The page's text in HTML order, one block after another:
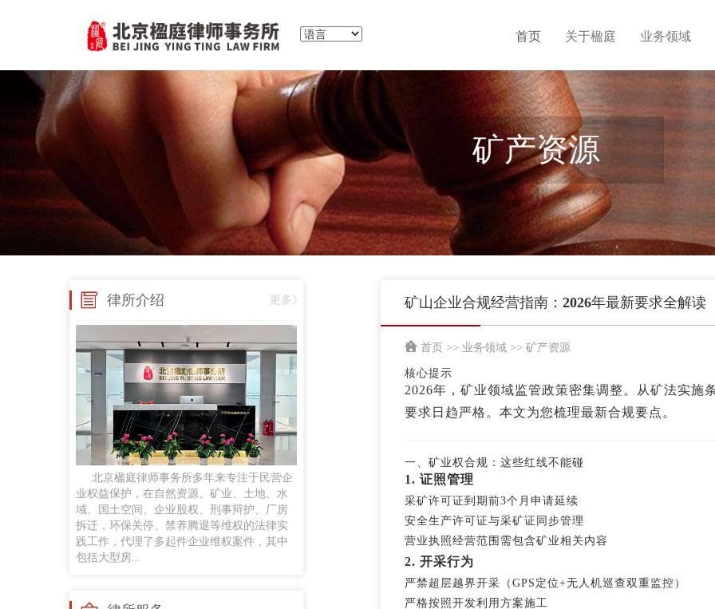
首页 关于楹庭 业务领域
矿产资源
律所介绍 更多》
北京楹庭律师事务所多年来专注于民营企
业权益保护，在自然资源、矿业、土地、水
域、国土空间、企业股权、刑事辩护、厂房
拆迁，环保关停、禁养腾退等维权的法律实
践工作，代理了多起件企业维权案件，其中
包括大型房...
任黎明
律师
手机号：
政企磋商、商事谈判、企业常法、投融资咨询服务及民商事诉讼等
贡梦
执业律师
手机号：
合同纠纷、婚姻家事、侵权纠纷、劳动争议案件，并对公司股权争议、合伙企业解散与清算
矿山企业合规经营指南：2026年最新要求全解读
首页 >> 业务领域 >> 矿产资源
核心提示
2026年，矿业领域监管政策密集调整。从矿法实施
要求日趋严格。本文为您梳理最新合规要点。
一、矿业权合规：这些红线不能碰
1. 证照管理
采矿许可证到期前3个月申请延续
安全生产许可证与采矿证同步管理
营业执照经营范围需包含矿业相关内容
2. 开采行为
严禁超层越界开采（GPS定位+无人机巡查双重监控）
严格按照开发利用方案施工